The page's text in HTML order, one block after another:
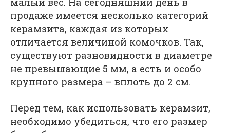
продаже имеется несколько категорий
керамзита, каждая из которых
отличается величиной комочков. Так,
существуют разновидности в диаметре
не превышающие 5 мм, а есть и особо
крупного размера – вплоть до 2 см.
Перед тем, как использовать керамзит,
необходимо убедиться, что его размер